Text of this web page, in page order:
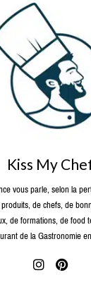
Kiss My
vous parle, selon la
de chefs, de
de formations, de
de la Gastronomie